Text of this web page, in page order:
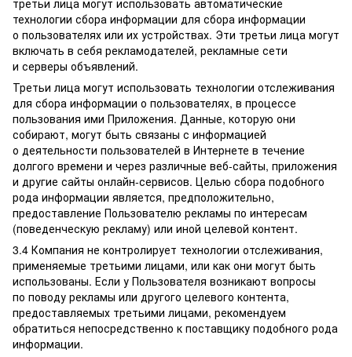
технологии сбора информации для сбора информации
о пользователях или их устройствах. Эти третьи лица могут
включать в себя рекламодателей, рекламные сети
и серверы объявлений.
Третьи лица могут использовать технологии отслеживания
для сбора информации о пользователях, в процессе
пользования ими Приложения. Данные, которую они
собирают, могут быть связаны с информацией
о деятельности пользователей в Интернете в течение
долгого времени и через различные веб-сайты, приложения
и другие сайты онлайн-сервисов. Целью сбора подобного
рода информации является, предположительно,
предоставление Пользователю рекламы по интересам
(поведенческую рекламу) или иной целевой контент.
3.4 Компания не контролирует технологии отслеживания,
применяемые третьими лицами, или как они могут быть
использованы. Если у Пользователя возникают вопросы
по поводу рекламы или другого целевого контента,
предоставляемых третьими лицами, рекомендуем
обратиться непосредственно к поставщику подобного рода
информации.